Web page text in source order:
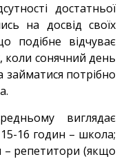
достатньої
на досвід своїх
подібне відчуває
сонячний день
займатися потрібно
виглядає
16 годин – школа;
– репетитори (якщо